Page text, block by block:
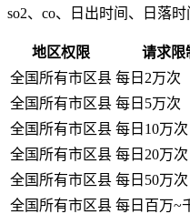
so2、co、日出时间、日落
地区权限 请求限
全国所有市区县 每日2万次
全国所有市区县 每日5万次
全国所有市区县 每日10万次
全国所有市区县 每日20万次
全国所有市区县 每日50万次
全国所有市区县 每日百万~